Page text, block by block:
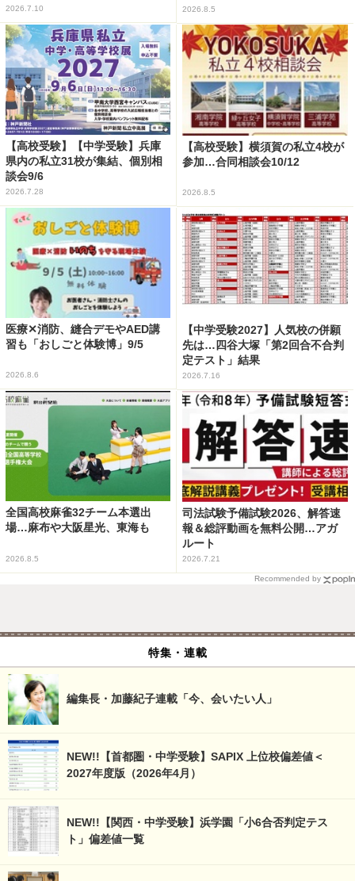
2026.7.10 2026.8.5
【高校受験】【中学受験】兵庫
県内の私立31校が集結、個別相
談会9/6
2026.7.28
【高校受験】横須賀の私立4校が
参加…合同相談会10/12
2026.8.5
医療✕消防、縫合デモやAED講
習も「おしごと体験博」9/5
2026.8.6
【中学受験2027】人気校の併願
先は…四谷大塚「第2回合不合判
定テスト」結果
2026.7.16
全国高校麻雀32チーム本選出
場…麻布や大阪星光、東海も
2026.8.5
司法試験予備試験2026、解答速
報＆総評動画を無料公開…アガ
ルート
2026.7.21
Recommended by
特集・連載
編集長・加藤紀子連載「今、会いたい人」
NEW!!【首都圏・中学受験】SAPIX 上位校偏差値＜
2027年度版（2026年4月）
NEW!!【関西・中学受験】浜学園「小6合否判定テス
ト」偏差値一覧